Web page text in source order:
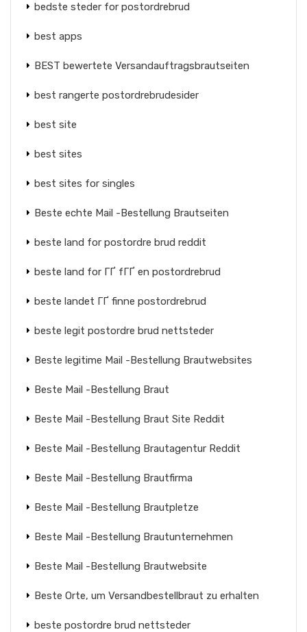
bedste steder for postordrebrud
best apps
BEST bewertete Versandauftragsbrautseiten
best rangerte postordrebrudesider
best site
best sites
best sites for singles
Beste echte Mail -Bestellung Brautseiten
beste land for postordre brud reddit
beste land for ГҐ fГҐ en postordrebrud
beste landet ГҐ finne postordrebrud
beste legit postordre brud nettsteder
Beste legitime Mail -Bestellung Brautwebsites
Beste Mail -Bestellung Braut
Beste Mail -Bestellung Braut Site Reddit
Beste Mail -Bestellung Brautagentur Reddit
Beste Mail -Bestellung Brautfirma
Beste Mail -Bestellung Brautpletze
Beste Mail -Bestellung Brautunternehmen
Beste Mail -Bestellung Brautwebsite
Beste Orte, um Versandbestellbraut zu erhalten
beste postordre brud nettsteder